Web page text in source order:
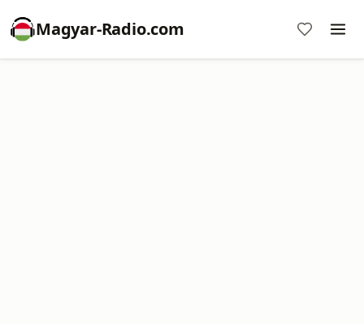
Magyar-Radio.com